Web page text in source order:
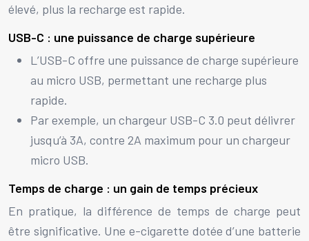
élevé, plus la recharge est rapide.
USB-C : une puissance de charge supérieure
L’USB-C offre une puissance de charge supérieure
au micro USB, permettant une recharge plus
rapide.
Par exemple, un chargeur USB-C 3.0 peut délivrer
jusqu’à 3A, contre 2A maximum pour un chargeur
micro USB.
Temps de charge : un gain de temps précieux
En pratique, la différence de temps de charge peut
être significative. Une e-cigarette dotée d’une batterie